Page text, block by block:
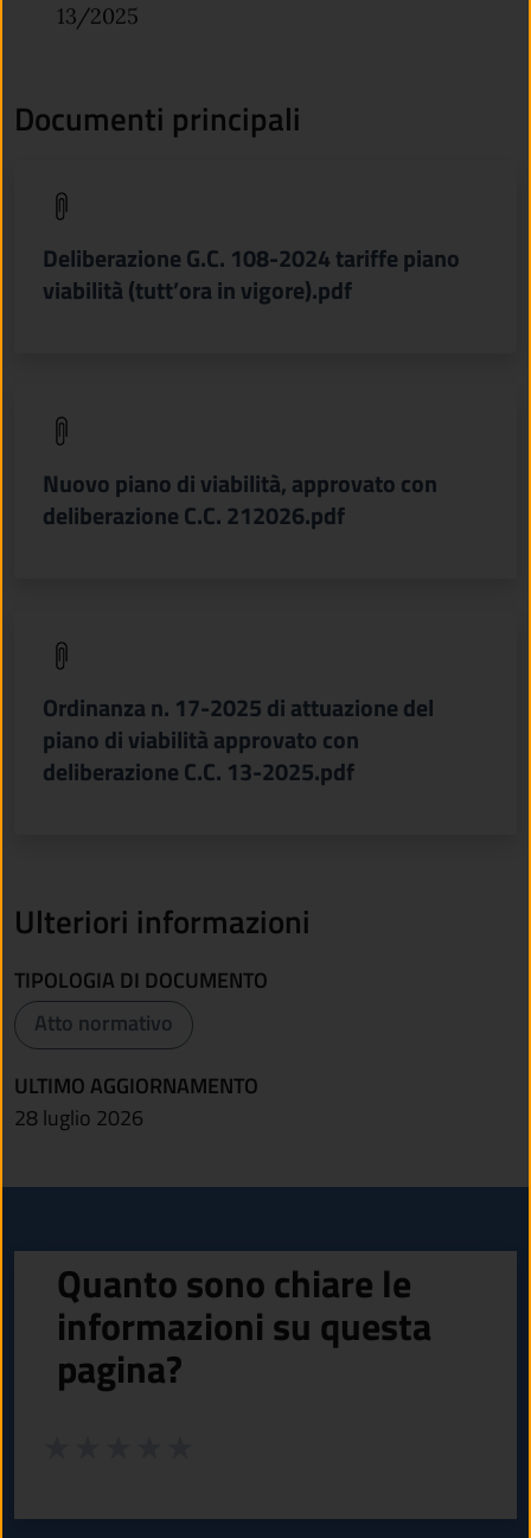
13/2025
Documenti principali
Deliberazione G.C. 108-2024 tariffe piano
viabilità (tutt’ora in vigore).pdf
(apre in un'altra scheda).
Nuovo piano di viabilità, approvato con
deliberazione C.C. 212026.pdf
(apre in un'altra scheda).
Ordinanza n. 17-2025 di attuazione del
piano di viabilità approvato con
deliberazione C.C. 13-2025.pdf
(apre in un'altra scheda).
Ulteriori informazioni
TIPOLOGIA DI DOCUMENTO
Atto normativo
ULTIMO AGGIORNAMENTO
28 luglio 2026
Quanto sono chiare le
informazioni su questa
pagina?